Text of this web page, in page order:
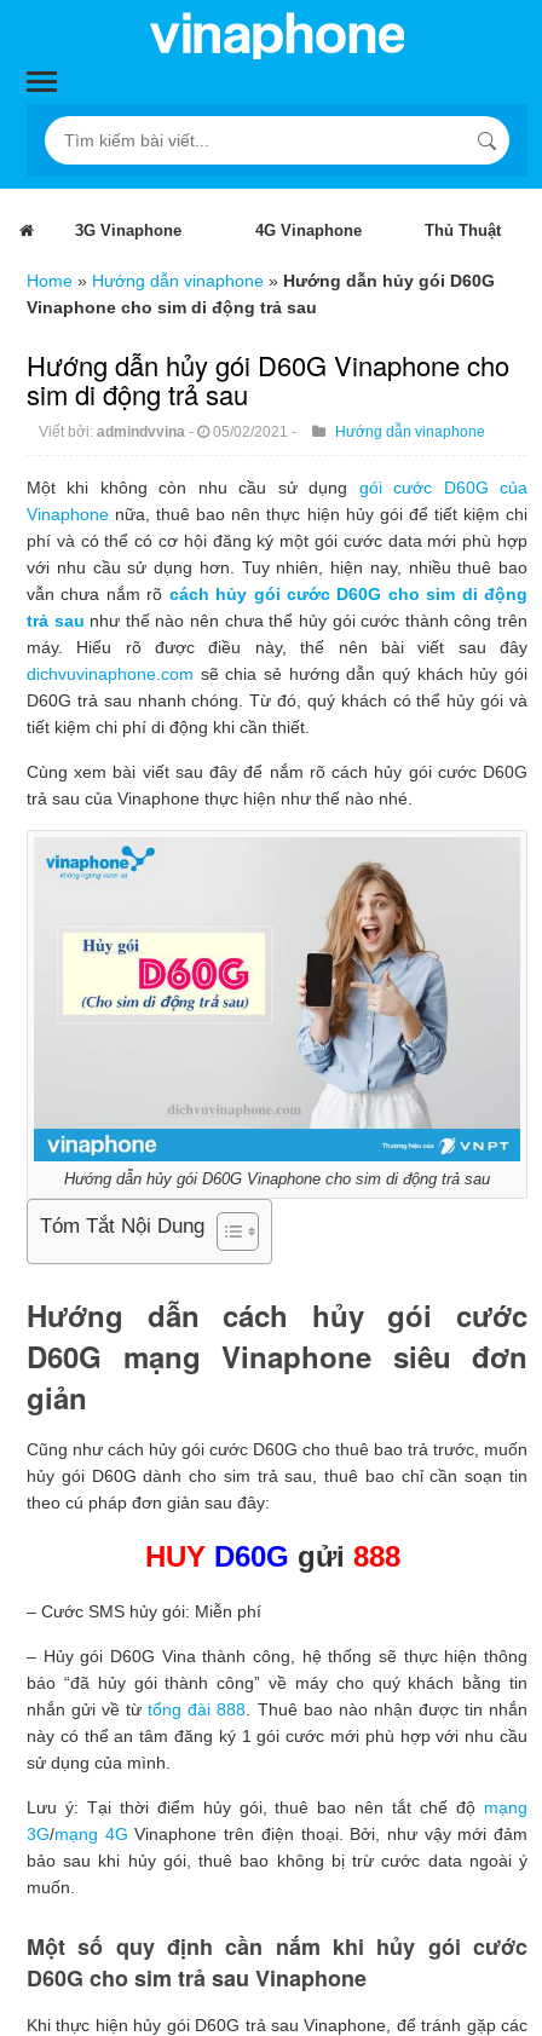
3G Vinaphone 4G Vinaphone Thủ Thuật
Home » Hướng dẫn vinaphone » Hướng dẫn hủy gói D60G
Vinaphone cho sim di động trả sau
Hướng dẫn hủy gói D60G Vinaphone cho
sim di động trả sau
Viết bởi: admindvvina - 05/02/2021 - Hướng dẫn vinaphone
Một khi không còn nhu cầu sử dụng gói cước D60G của
Vinaphone nữa, thuê bao nên thực hiện hủy gói để tiết kiệm chi
phí và có thể có cơ hội đăng ký một gói cước data mới phù hợp
với nhu cầu sử dụng hơn. Tuy nhiên, hiện nay, nhiều thuê bao
vẫn chưa nắm rõ cách hủy gói cước D60G cho sim di động
trả sau như thế nào nên chưa thể hủy gói cước thành công trên
máy. Hiểu rõ được điều này, thế nên bài viết sau đây
dichvuvinaphone.com sẽ chia sẻ hướng dẫn quý khách hủy gói
D60G trả sau nhanh chóng. Từ đó, quý khách có thể hủy gói và
tiết kiệm chi phí di động khi cần thiết.
Cùng xem bài viết sau đây để nắm rõ cách hủy gói cước D60G
trả sau của Vinaphone thực hiện như thế nào nhé.
Hướng dẫn hủy gói D60G Vinaphone cho sim di động trả sau
Tóm Tắt Nội Dung
Hướng dẫn cách hủy gói cước
D60G mạng Vinaphone siêu đơn
giản
Cũng như cách hủy gói cước D60G cho thuê bao trả trước, muốn
hủy gói D60G dành cho sim trả sau, thuê bao chỉ cần soạn tin
theo cú pháp đơn giản sau đây:
HUY D60G gửi 888
– Cước SMS hủy gói: Miễn phí
– Hủy gói D60G Vina thành công, hệ thống sẽ thực hiện thông
báo “đã hủy gói thành công” về máy cho quý khách bằng tin
nhắn gửi về từtổng đài 888 . Thuê bao nào nhận được tin nhắn
này có thể an tâm đăng ký 1 gói cước mới phù hợp với nhu cầu
sử dụng của mình.
Lưu ý: Tại thời điểm hủy gói, thuê bao nên tắt chế độ mạng
3G/mạng 4G Vinaphone trên điện thoại. Bởi, như vậy mới đảm
bảo sau khi hủy gói, thuê bao không bị trừ cước data ngoài ý
muốn.
Một số quy định cần nắm khi hủy gói cước
D60G cho sim trả sau Vinaphone
Khi thực hiện hủy gói D60G trả sau Vinaphone, để tránh gặp các